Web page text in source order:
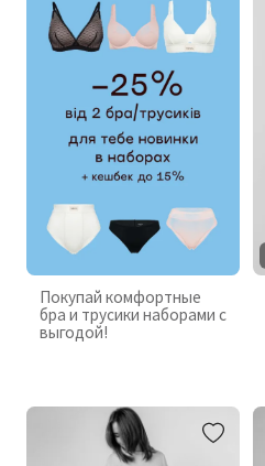
Покупай комфортные
бра и трусики наборами с
выгодой!